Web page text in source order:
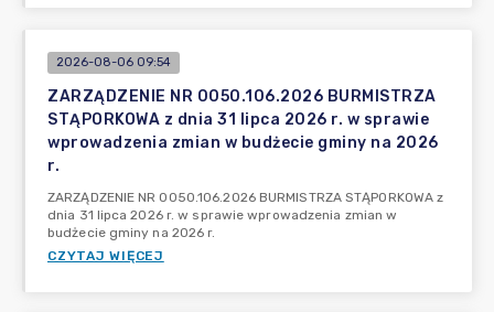
2026-08-06 09:54
ZARZĄDZENIE NR 0050.106.2026 BURMISTRZA
STĄPORKOWA z dnia 31 lipca 2026 r. w sprawie
wprowadzenia zmian w budżecie gminy na 2026
r.
ZARZĄDZENIE NR 0050.106.2026 BURMISTRZA STĄPORKOWA z
dnia 31 lipca 2026 r. w sprawie wprowadzenia zmian w
budżecie gminy na 2026 r.
CZYTAJ WIĘCEJ